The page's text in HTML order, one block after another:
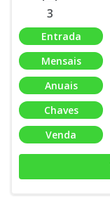
3
Entrada
Mensais
Anuais
Chaves
Venda